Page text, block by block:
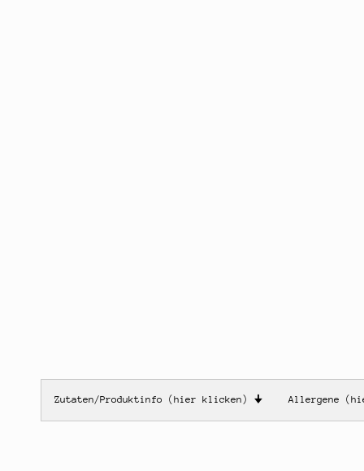
Zutaten/Produktinfo (hier klicken) 🠋 Allergene